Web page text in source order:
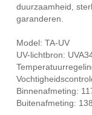
duurzaamheid,
garanderen.
Model: TA-UV
UV-lichtbron:
Binnenafmeting:
Buitenafmeting: